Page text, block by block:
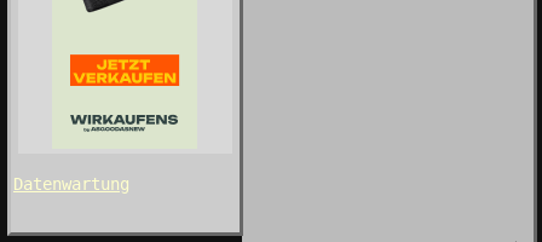
Datenwartung